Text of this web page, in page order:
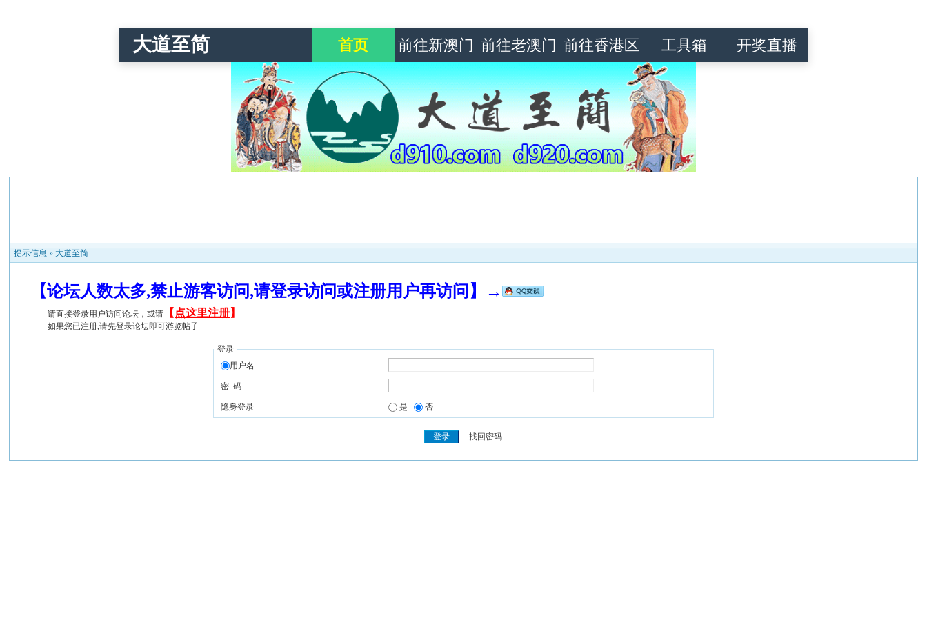
大道至简 首页 前往新澳门 前往老澳门 前往香港区 工具箱 开奖直播
提示信息 » 大道至简
【论坛人数太多,禁止游客访问,请登录访问或注册用户再访问】→
请直接登录用户访问论坛，或请 【 点这里注册】
如果您已注册,请先登录论坛即可游览帖子
登录
用户名
密 码
隐身登录 是 否
找回密码